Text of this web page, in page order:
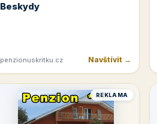
Beskydy
penzionuskritku.cz Navštívit →
REKLAMA